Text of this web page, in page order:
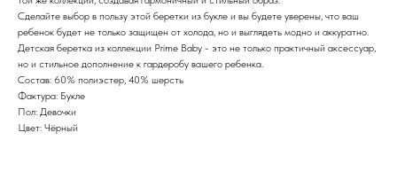
Сделайте выбор в пользу этой беретки из букле и вы будете уверены, что ваш
ребенок будет не только защищен от холода, но и выглядеть модно и аккуратно.
Детская беретка из коллекции Prime Baby - это не только практичный аксессуар,
но и стильное дополнение к гардеробу вашего ребенка.
Состав: 60% полиэстер, 40% шерсть
Фактура: Букле
Пол: Девочки
Цвет: Чёрный